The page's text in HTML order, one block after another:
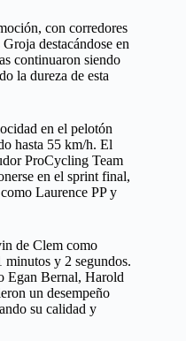
con corredores
destacándose en
continuaron siendo
la dureza de esta
en el pelotón
hasta 55 km/h. El
ProCycling Team
en el sprint final,
Laurence PP y
de Clem como
minutos y 2 segundos.
Egan Bernal, Harold
un desempeño
su calidad y